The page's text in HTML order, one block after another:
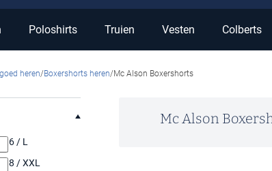
Poloshirts Truien Vesten Colberts
heren Boxershorts heren Mc Alson Boxershorts
Mc Alson
6 / L
8 / XXL